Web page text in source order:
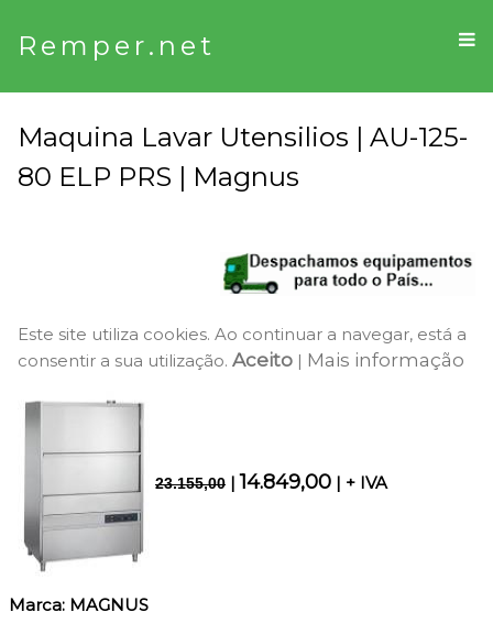
Remper.net
Maquina Lavar Utensilios | AU-125-
80 ELP PRS | Magnus
Este site utiliza cookies. Ao continuar a navegar, está a
consentir a sua utilização. Aceito | Mais informação
23.155,00 |14.849,00 | + IVA
Marca: MAGNUS